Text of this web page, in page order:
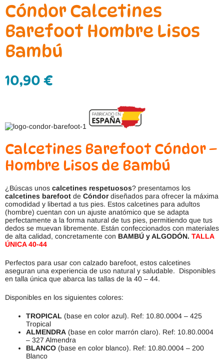
Cóndor Calcetines
Barefoot Hombre Lisos
Bambú
10,90 €
Calcetines Barefoot Cóndor –
Hombre Lisos de Bambú
¿Búscas unos calcetines respetuosos? presentamos los
calcetines barefoot de Cóndordiseñados para ofrecer la máxima
comodidad y libertad a tus pies. Estos calcetines para adultos
(hombre) cuentan con un ajuste anatómico que se adapta
perfectamente a la forma natural de tus pies, permitiendo que tus
dedos se muevan libremente. Están confeccionados con materiales
de alta calidad, concretamente con BAMBÚ y ALGODÓN. TALLA
ÚNICA 40-44
Perfectos para usar con calzado barefoot, estos calcetines
aseguran una experiencia de uso natural y saludable. Disponibles
en talla única que abarca las tallas de la 40 – 44.
Disponibles en los siguientes colores:
TROPICAL (base en color azul). Ref: 10.80.0004 – 425
Tropical
ALMENDRA (base en color marrón claro). Ref: 10.80.0004
– 327 Almendra
BLANCO (base en color blanco). Ref: 10.80.0004 – 200
Blanco